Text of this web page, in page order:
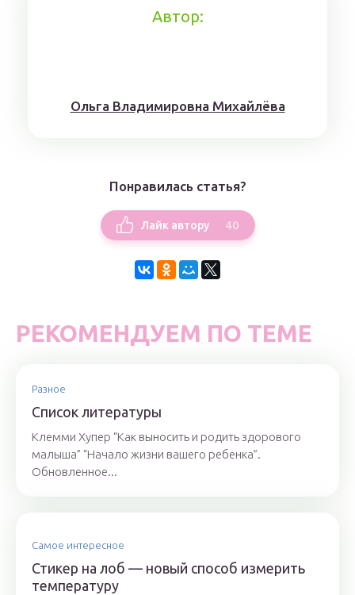
Автор:
Ольга Владимировна Михайлёва
Понравилась статья?
Лайк автору 40
РЕКОМЕНДУЕМ ПО ТЕМЕ
Разное
Список литературы
Клемми Хупер “Как выносить и родить здорового
малыша” “Начало жизни вашего ребенка”.
Обновленное...
Самое интересное
Стикер на лоб — новый способ измерить
температуру